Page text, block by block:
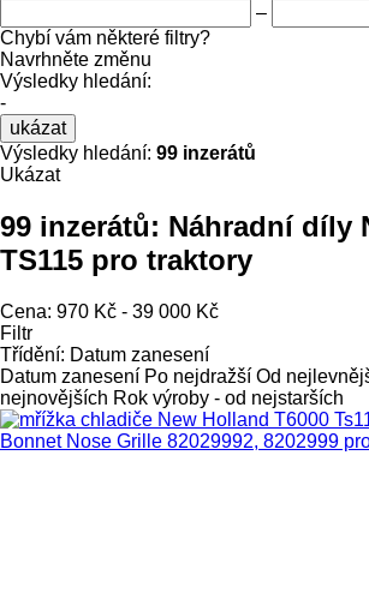
–
Chybí vám některé filtry?
Navrhněte změnu
Výsledky hledání:
-
ukázat
Výsledky hledání: 99 inzerátů
Ukázat
99 inzerátů: Náhradní díly
TS115 pro traktory
Cena: 970 Kč - 39 000 Kč
Filtr
Třídění: Datum zanesení
Datum zanesení Po nejdražší Od
nejnovějších Rok výroby - od nejstarších